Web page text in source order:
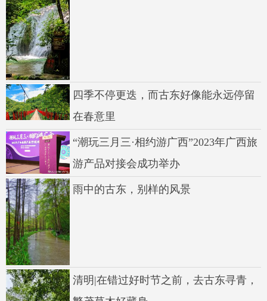
四季不停更迭，而古东好像能永远停留
在春意里
“潮玩三月三·相约游广西”2023年广西旅
游产品对接会成功举办
雨中的古东，别样的风景
清明|在错过好时节之前，去古东寻青，